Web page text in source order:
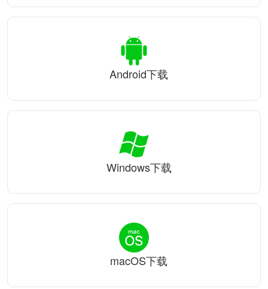
Android下载
Windows下载
macOS下载